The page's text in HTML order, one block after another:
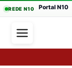
REDE N10 Portal N10